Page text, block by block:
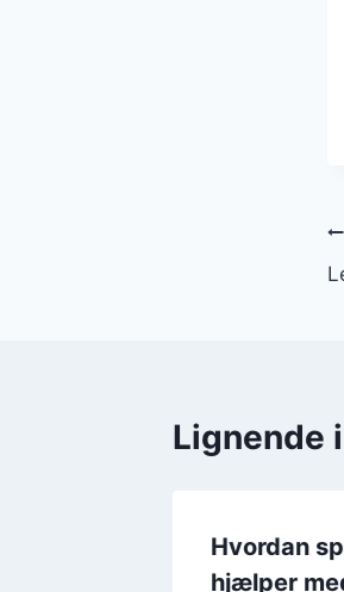
Lignende
Hvordan
hjælper